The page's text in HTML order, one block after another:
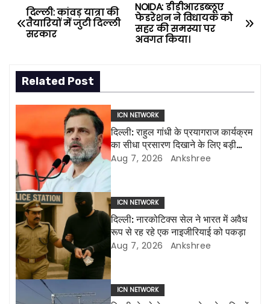
P
o
t
a
v
i
g
a
t
NOIDA: डीडीआरडब्लूए
फेडरेशन ने विधायक को
सहर की समस्या पर
अवगत किया।
दिल्ली: कांवड़ यात्रा की
तैयारियों में जुटी दिल्ली
सरकार
Related Post
ICN NETWORK
दिल्ली: राहुल गांधी के प्रयागराज कार्यक्रम
का सीधा प्रसारण दिखाने के लिए बड़ी
एलईडी स्क्रीन लगाई जाएंगी
Aug 7, 2026 Ankshree
ICN NETWORK
दिल्ली: नारकोटिक्स सेल ने भारत में अवैध
रूप से रह रहे एक नाइजीरियाई को पकड़ा
Aug 7, 2026 Ankshree
ICN NETWORK